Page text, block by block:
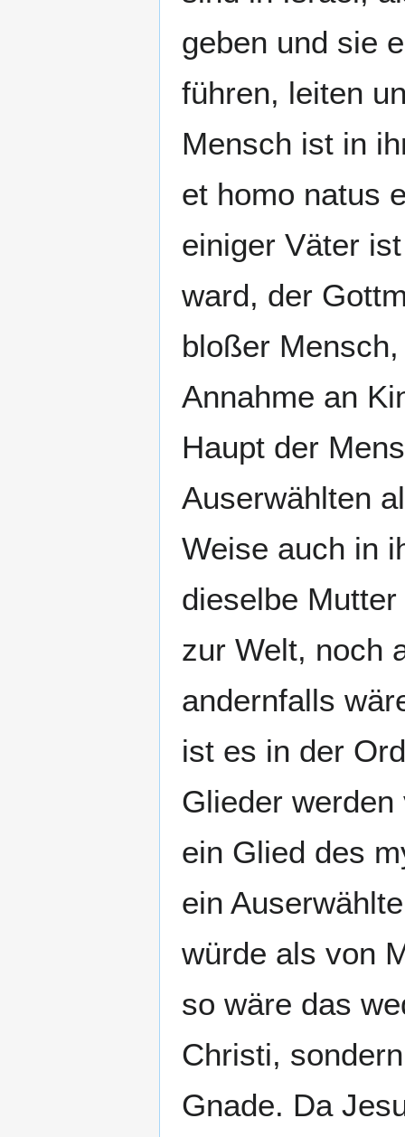
geben und sie
führen, leiten
Mensch ist in
et homo natus
einiger Väter
ward, der
bloßer
Annahme an
Haupt der
Auserwählten
Weise auch in
dieselbe
zur Welt, noch
andernfalls
ist es in der
Glieder
ein Glied des
ein
würde als von
so wäre das
Christi,
Gnade. Da